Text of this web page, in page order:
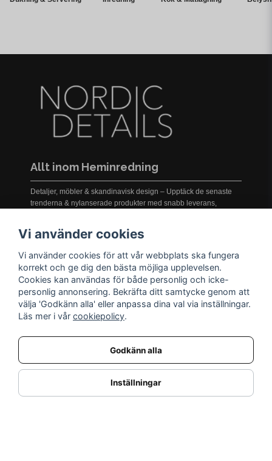
Allt inom Heminredning
Detaljer, möbler & skandinavisk design – Upptäck de senaste
trenderna & nylanserade produkter med snabb leverans,
INFORMATION
Nyheter
Kampanjer
Varumärken
Vi använder cookies
Vi använder cookies för att vår webbplats ska fungera
korrekt och ge dig den bästa möjliga upplevelsen.
Cookies kan användas för både personlig och icke-
personlig annonsering. Bekräfta ditt samtycke genom att
välja 'Godkänn alla' eller anpassa dina val via inställningar.
Läs mer i vår cookiepolicy.
Godkänn alla
Inställningar